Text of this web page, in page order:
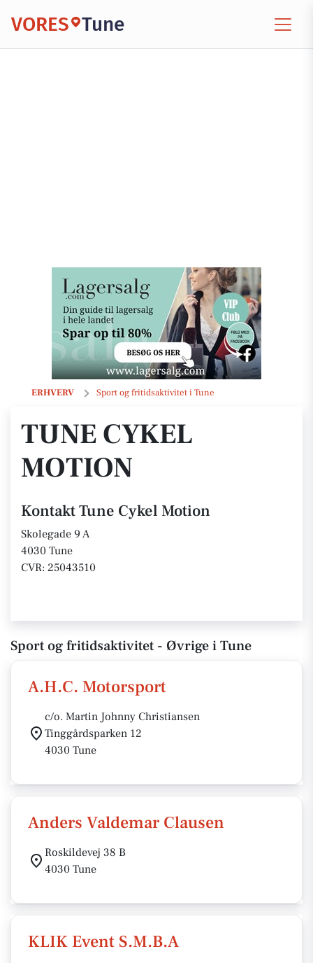
VORES Tune
ERHVERV Sport og fritidsaktivitet i Tune
Tune Cykel Motion
TUNE CYKEL
MOTION
Kontakt Tune Cykel Motion
Skolegade 9 A
4030 Tune
CVR: 25043510
Sport og fritidsaktivitet - Øvrige i Tune
A.H.C. Motorsport
c/o. Martin Johnny Christiansen
Tinggårdsparken 12
4030 Tune
Anders Valdemar Clausen
Roskildevej 38 B
4030 Tune
KLIK Event S.M.B.A